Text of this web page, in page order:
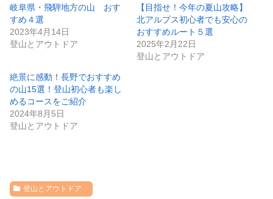
岐阜県・飛騨地方の山 おす
すめ４選
2023年4月14日
登山とアウトドア
【目指せ！今年の夏山攻略】
北アルプス初心者でも安心の
おすすめルート５選
2025年2月22日
登山とアウトドア
絶景に感動！長野でおすすめ
の山15選！登山初心者も楽し
めるコースをご紹介
2024年8月5日
登山とアウトドア
登山とアウトドア